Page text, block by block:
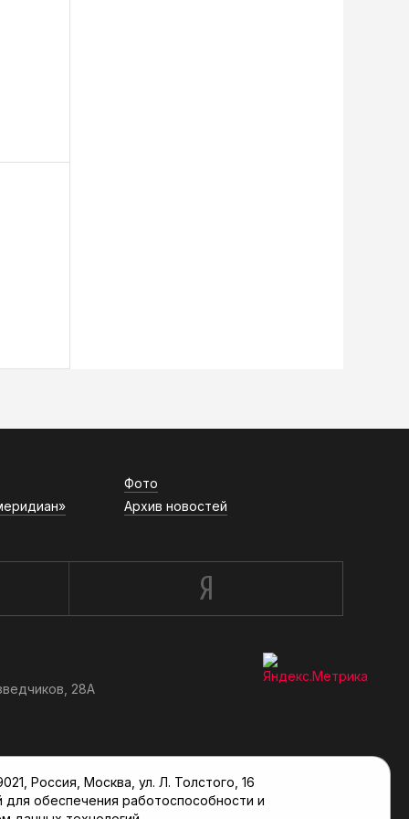
Фото
Архив новостей
28А
Россия, Москва, ул. Л. Толстого, 16
обеспечения работоспособности и